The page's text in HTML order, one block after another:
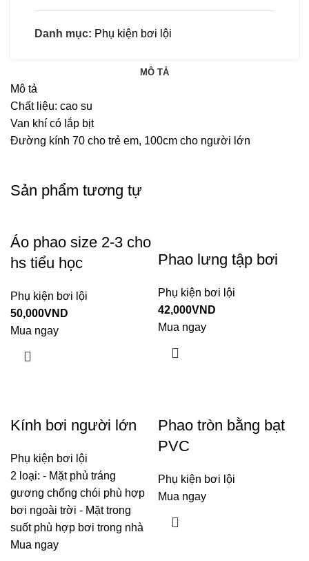
Danh mục: Phụ kiện bơi lội
MÔ TẢ
Mô tả
Chất liệu: cao su
Van khí có lắp bịt
Đường kính 70 cho trẻ em, 100cm cho người lớn
Sản phẩm tương tự
Áo phao size 2-3 cho
hs tiểu học
Phụ kiện bơi lội
50,000VND
Mua ngay
Phao lưng tập bơi
Phụ kiện bơi lội
42,000VND
Mua ngay
Kính bơi người lớn
Phụ kiện bơi lội
2 loại: - Mặt phủ tráng
gương chống chói phù hợp
bơi ngoài trời - Mặt trong
suốt phù hợp bơi trong nhà
Mua ngay
Phao tròn bằng bạt
PVC
Phụ kiện bơi lội
Mua ngay